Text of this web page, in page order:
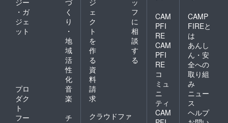
る大人
な香
り。
〈Hone
y mee
～米麹
～〉新
しい試
ジャパ
ニーズ
ミード
の奥ゆ
ます。
味わ
い：ラ
イチや
シャイ
ンマス
カット
のよう
ジュー
シーな
香り、
白ワイ
ンのよ
・ガ
ジェ
ット
く
り
・
地
域
活
性
化
プロ
ダク
ト
音
楽
フー
チ
ェ
ク
ト
を
作
る
フ
に
相
談
す
る
資
料
請
求
クラウドファ
CAM
PFI
RE
CAM
PFI
RE
コ
ミュ
ニ
ティ
CAM
CAMP
FIREと
は
あんし
ん・安
全への
取り組
み
ニュー
ス
ヘルプ